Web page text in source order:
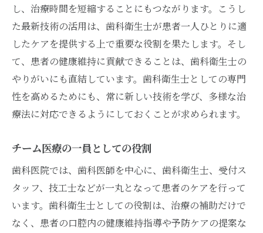
多職種連携の経験を積む
歯科衛生士として活躍するための歯医者選びの
コツ
自分のキャリアプランに合った選択
職場の雰囲気を見極めるポイント
教育体制が整った歯医者の選び方
職場見学で確認すべきこと
リーダーシップとマネジメントの質
歯医者で働くことのメリットとデメリットを見
極める
歯科衛生士としての安定した収入
し、治療時間を短縮することにもつながります。こうし
た最新技術の活用は、歯科衛生士が患者一人ひとりに適
したケアを提供する上で重要な役割を果たします。そし
て、患者の健康維持に貢献できることは、歯科衛生士の
やりがいにも直結しています。歯科衛生士としての専門
性を高めるためにも、常に新しい技術を学び、多様な治
療法に対応できるようにしておくことが求められます。
チーム医療の一員としての役割
歯科医院では、歯科医師を中心に、歯科衛生士、受付ス
タッフ、技工士などが一丸となって患者のケアを行って
います。歯科衛生士としての役割は、治療の補助だけで
なく、患者の口腔内の健康維持指導や予防ケアの提案な